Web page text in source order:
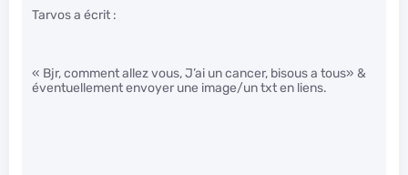
Tarvos a écrit :
« Bjr, comment allez vous, J’ai un cancer, bisous a tous» &
éventuellement envoyer une image/un txt en liens.